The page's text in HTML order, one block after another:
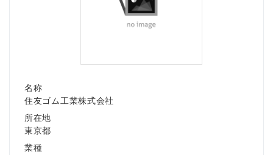
名称
住友ゴム工業株式会社
所在地
東京都
業種